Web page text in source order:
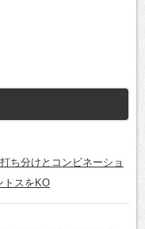
ち分けとコンビネーショ
トスをKO